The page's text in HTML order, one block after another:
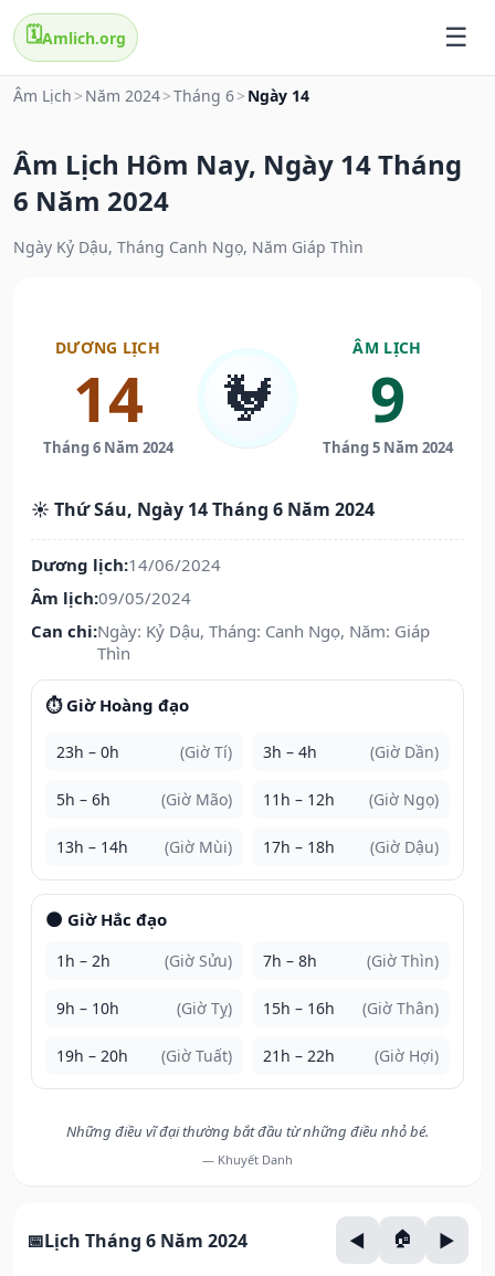
🗓️Amlich.org
Âm Lịch > Năm 2024>Tháng 6> Ngày 14
Âm Lịch Hôm Nay, Ngày 14 Tháng
6 Năm 2024
Ngày Kỷ Dậu, Tháng Canh Ngọ, Năm Giáp Thìn
DƯƠNG LỊCH
14
Tháng 6 Năm 2024
🐓
ÂM LỊCH
9
Tháng 5 Năm 2024
☀️ Thứ Sáu, Ngày 14 Tháng 6 Năm 2024
Dương lịch:14/06/2024
Âm lịch:09/05/2024
Can chi:Ngày: Kỷ Dậu, Tháng: Canh Ngọ, Năm: Giáp
Thìn
⏱️ Giờ Hoàng đạo
23h – 0h (Giờ Tí) 3h – 4h (Giờ Dần)
5h – 6h (Giờ Mão) 11h – 12h (Giờ Ngọ)
13h – 14h (Giờ Mùi) 17h – 18h (Giờ Dậu)
🌑 Giờ Hắc đạo
1h – 2h (Giờ Sửu) 7h – 8h (Giờ Thìn)
9h – 10h (Giờ Tỵ) 15h – 16h (Giờ Thân)
19h – 20h (Giờ Tuất) 21h – 22h (Giờ Hợi)
Những điều vĩ đại thường bắt đầu từ những điều nhỏ bé.
— Khuyết Danh
Lịch Tháng 6 Năm 2024